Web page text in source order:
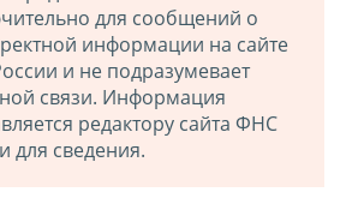
для сообщений о
информации на сайте
и не подразумевает
связи. Информация
редактору сайта ФНС
для сведения.